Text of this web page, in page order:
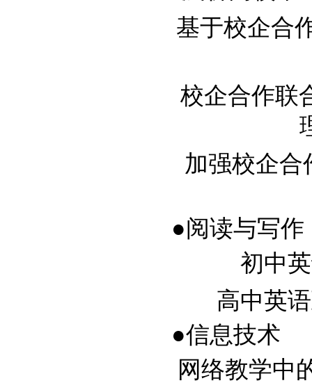
基于校企合
校企合作联
加强校企合
●阅读与写作
初中
高中英
●信息技术
网络教学中